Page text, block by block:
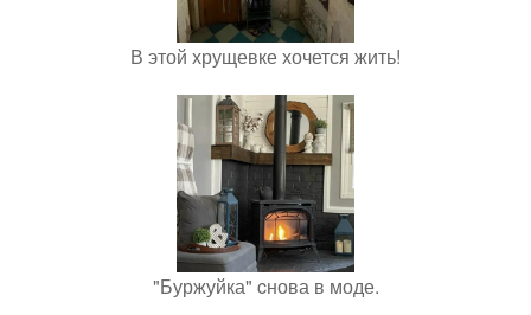
В этой хрущевке хочется жить!
"Буржуйка" cнова в моде.